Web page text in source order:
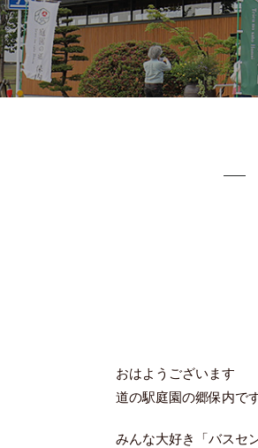
おはようございます
道の駅庭園の郷保内で
みんな大好き「バスセ